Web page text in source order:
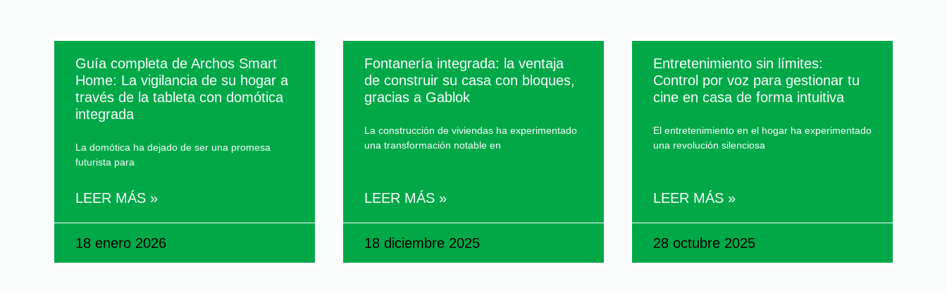
Guía completa de Archos Smart
Home: La vigilancia de su hogar a
través de la tableta con domótica
integrada
La domótica ha dejado de ser una promesa
futurista para
LEER MÁS »
18 enero 2026
Fontanería integrada: la ventaja
de construir su casa con bloques,
gracias a Gablok
La construcción de viviendas ha experimentado
una transformación notable en
LEER MÁS »
18 diciembre 2025
Entretenimiento sin límites:
Control por voz para gestionar tu
cine en casa de forma intuitiva
El entretenimiento en el hogar ha experimentado
una revolución silenciosa
LEER MÁS »
28 octubre 2025